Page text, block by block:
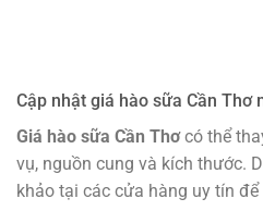
Cập nhật giá hào sữa Cần Thơ
Giá hào sữa Cần Thơcó thể
vụ, nguồn cung và kích thước.
khảo tại các cửa hàng uy tín để